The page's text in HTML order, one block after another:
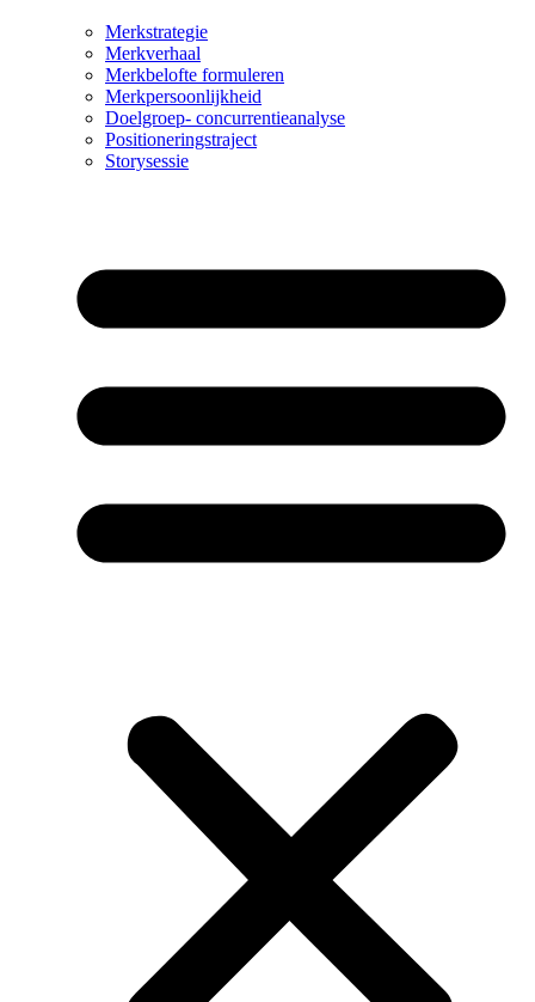
Merkstrategie
Merkverhaal
Merkbelofte formuleren
Merkpersoonlijkheid
Doelgroep- concurrentieanalyse
Positioneringstraject
Storysessie